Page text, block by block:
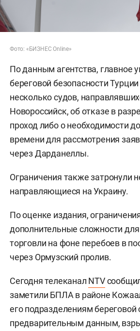
Фото: «БИЗНЕС Online»
По данным агентства, главное
береговой безопасности
несколько судов,
Новороссийск, об отказе в
проход либо о необходимости
времени для рассмотрения
через Дарданеллы.
Ограничения также затронули
направляющиеся на Украину.
По оценке издания,
дополнительные сложности
торговли на фоне перебоев в
через Ормузский пролив.
Сегодня телеканал NTV
заметили БПЛА в районе
его подразделениям
предварительным данным,